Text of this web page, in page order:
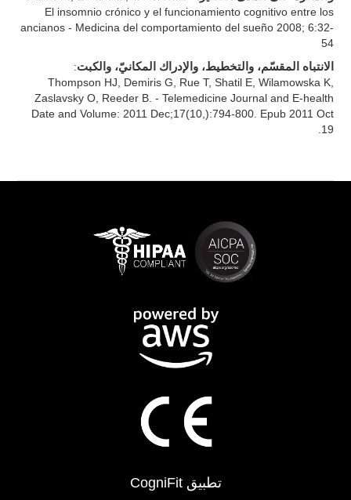
El insomnio crónico y el funcionamiento cognitivo entre los
ancianos - Medicina del comportamiento del sueño 2008; 6:32-
54
الانتباه المقسّم، والتخطيط، والإدراك المكانيّ، والكبت:
Thompson HJ, Demiris G, Rue T, Shatil E, Wilamowska K,
Zaslavsky O, Reeder B. - Telemedicine Journal and E-health
Date and Volume: 2011 Dec;17(10,):794-800. Epub 2011 Oct
19.
تطبيق CogniFit